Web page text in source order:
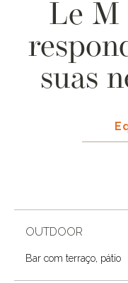
Le M
suas
OUTDOOR
Bar com terraço, pátio